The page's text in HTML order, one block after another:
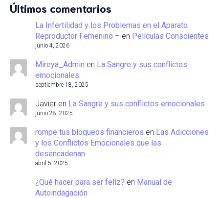
Últimos comentarios
La Infertilidad y los Problemas en el Aparato
Reproductor Femenino – en Películas Conscientes
junio 4, 2026
Mireya_Admin en La Sangre y sus conflictos
emocionales
septiembre 18, 2025
Javier en La Sangre y sus conflictos emocionales
junio 28, 2025
rompe tus bloqueos financieros en Las Adicciones
y los Conflictos Emocionales que las
desencadenan
abril 5, 2025
¿Qué hacer para ser feliz? en Manual de
Autoindagación